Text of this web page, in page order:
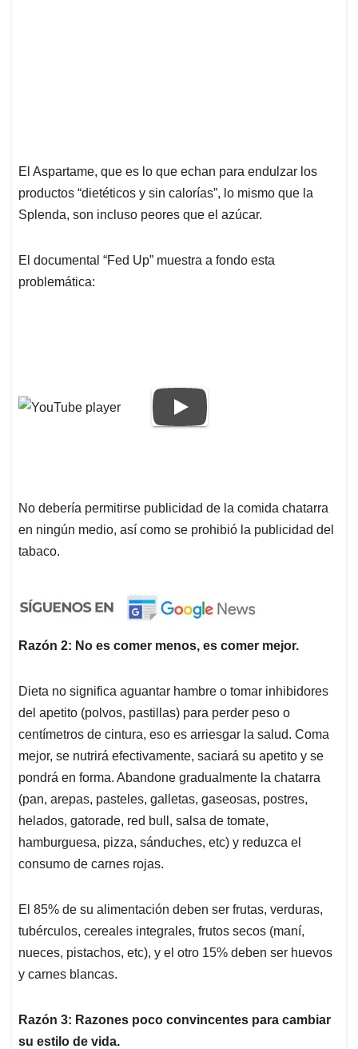
El Aspartame, que es lo que echan para endulzar los
productos “dietéticos y sin calorías”, lo mismo que la
Splenda, son incluso peores que el azúcar.
El documental “Fed Up” muestra a fondo esta
problemática:
No debería permitirse publicidad de la comida chatarra
en ningún medio, así como se prohibió la publicidad del
tabaco.
Razón 2: No es comer menos, es comer mejor.
Dieta no significa aguantar hambre o tomar inhibidores
del apetito (polvos, pastillas) para perder peso o
centímetros de cintura, eso es arriesgar la salud. Coma
mejor, se nutrirá efectivamente, saciará su apetito y se
pondrá en forma. Abandone gradualmente la chatarra
(pan, arepas, pasteles, galletas, gaseosas, postres,
helados, gatorade, red bull, salsa de tomate,
hamburguesa, pizza, sánduches, etc) y reduzca el
consumo de carnes rojas.
El 85% de su alimentación deben ser frutas, verduras,
tubérculos, cereales integrales, frutos secos (maní,
nueces, pistachos, etc), y el otro 15% deben ser huevos
y carnes blancas.
Razón 3: Razones poco convincentes para cambiar
su estilo de vida.